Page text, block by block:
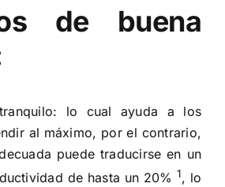
de buena
lo cual ayuda a los
al máximo, por el contrario,
puede traducirse en un
de hasta un 20% 1, lo